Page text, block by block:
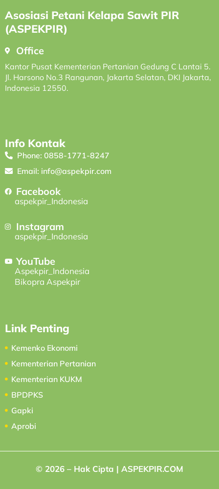
Asosiasi Petani Kelapa Sawit PIR
(ASPEKPIR)
Office
Kantor Pusat Kementerian Pertanian Gedung C Lantai 5.
Jl. Harsono No.3 Rangunan, Jakarta Selatan, DKI Jakarta,
Indonesia 12550.
Info Kontak
Phone: 0858-1771-8247
Email: info@aspekpir.com
Facebook
aspekpir_Indonesia
Instagram
aspekpir_Indonesia
YouTube
Aspekpir_Indonesia
Bikopra Aspekpir
Link Penting
Kemenko Ekonomi
Kementerian Pertanian
Kementerian KUKM
BPDPKS
Gapki
Aprobi
© 2026 – Hak Cipta | ASPEKPIR.COM